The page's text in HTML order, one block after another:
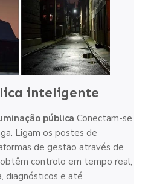
inteligente
pública Conectam-se
Ligam os postes de
de gestão através de
controlo em tempo real,
diagnósticos e até